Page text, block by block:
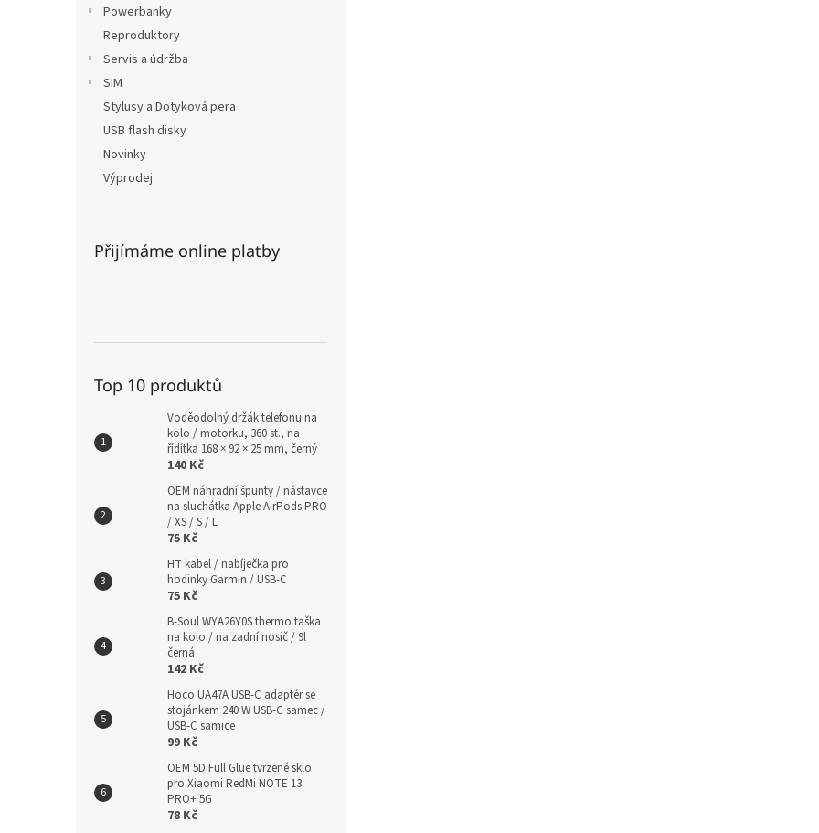
Powerbanky
Reproduktory
Servis a údržba
SIM
Stylusy a Dotyková pera
USB flash disky
Novinky
Výprodej
Přijímáme online platby
Top 10 produktů
Voděodolný držák telefonu na
kolo / motorku, 360 st., na
řídítka 168 × 92 × 25 mm, černý
140 Kč
OEM náhradní špunty / nástavce
na sluchátka Apple AirPods PRO
/ XS / S / L
75 Kč
HT kabel / nabíječka pro
hodinky Garmin / USB-C
75 Kč
B-Soul WYA26Y0S thermo taška
na kolo / na zadní nosič / 9l
černá
142 Kč
Hoco UA47A USB-C adaptér se
stojánkem 240 W USB-C samec /
USB-C samice
99 Kč
OEM 5D Full Glue tvrzené sklo
pro Xiaomi RedMi NOTE 13
PRO+ 5G
78 Kč